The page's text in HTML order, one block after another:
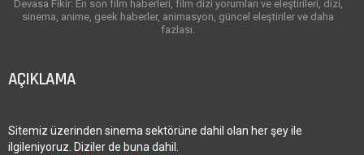
Devasa Fikir: En son film haberleri, film dizi yorumları ve eleştirileri, dizi,
sinema, anime, geek haberler, animasyon, güncel eleştiriler ve daha
fazlası.
AÇIKLAMA
Sitemiz üzerinden sinema sektörüne dahil olan her şey ile
ilgileniyoruz. Diziler de buna dahil.